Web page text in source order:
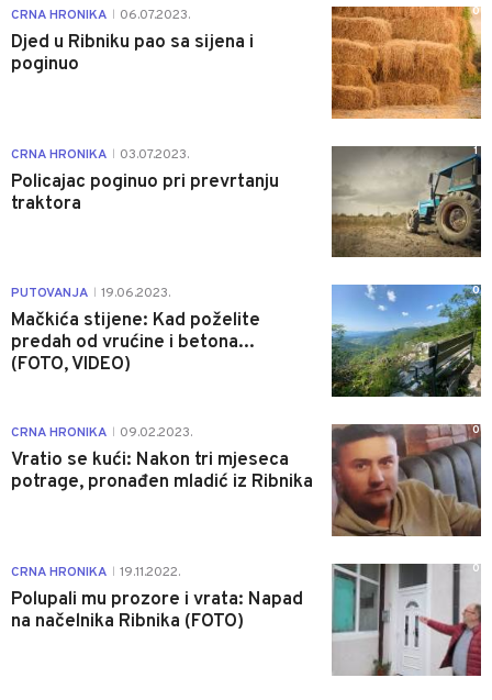
CRNA HRONIKA 06.07.2023.
Djed u Ribniku pao sa sijena i
poginuo
0
CRNA HRONIKA 03.07.2023.
Policajac poginuo pri prevrtanju
traktora
1
PUTOVANJA 19.06.2023.
Mačkića stijene: Kad poželite
predah od vrućine i betona...
(FOTO, VIDEO)
0
CRNA HRONIKA 09.02.2023.
Vratio se kući: Nakon tri mjeseca
potrage, pronađen mladić iz Ribnika
0
CRNA HRONIKA 19.11.2022.
Polupali mu prozore i vrata: Napad
na načelnika Ribnika (FOTO)
0